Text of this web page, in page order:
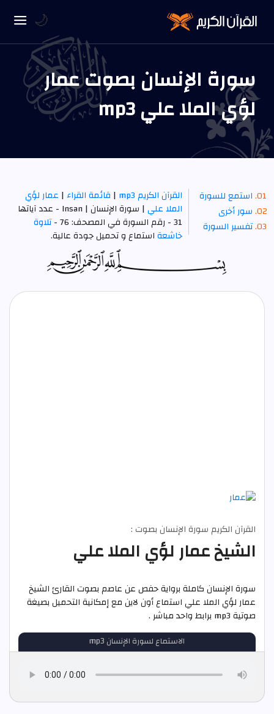
سورة الإنسان بصوت عمار
لؤي الملا علي mp3
استمع للسورة
سور أخرى
تفسير السورة
القرآن الكريم mp3 | قائمة القراء| عمار لؤي
الملا علي
| سورة الإنسان | Insan - عدد آياتها
31 - رقم السورة في المصحف: 76 -
تلاوة
خاشعةاستماع و تحميل جودة عالية.
القرآن الكريم سورة الإنسان بصوت :
الشيخ عمار لؤي الملا علي
سورة الإنسان كاملة برواية حفص عن عاصم بصوت القارئ الشيخ
عمار لؤي الملا علي استماع أون لاين مع إمكانية التحميل بصيغة
صوتية mp3 برابط واحد مباشر .
الاستماع لسورة الإنسان mp3
🌙